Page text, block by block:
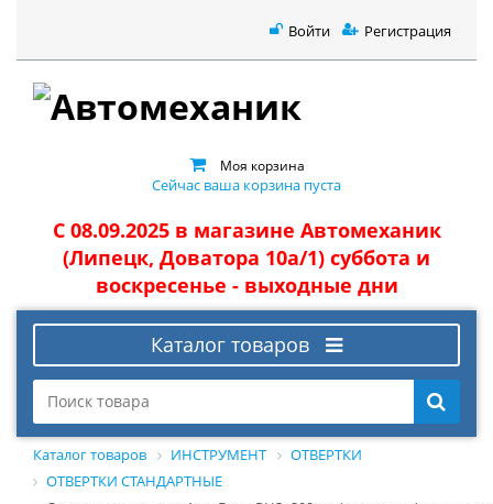
Войти Регистрация
Моя корзина
Сейчас ваша корзина пуста
С 08.09.2025 в магазине Автомеханик
(Липецк, Доватора 10а/1) суббота и
воскресенье - выходные дни
Каталог товаров
Каталог товаров ИНСТРУМЕНТ
ОТВЕРТКИ
ОТВЕРТКИ СТАНДАРТНЫЕ